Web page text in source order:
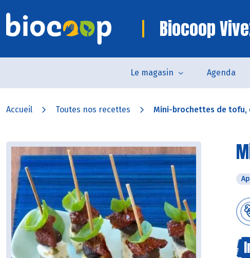
Biocoop
Le magasin Agenda
Accueil Toutes nos recettes Mini-brochettes de tofu,